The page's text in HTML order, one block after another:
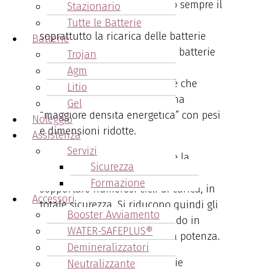
Stazionario
Tutte le Batterie
Batterie
Trojan
Agm
Litio
Gel
Noleggio
Assistenza
Servizi
Sicurezza
Formazione
Accessori
Booster Avviamento
WATER-SAFEPLUS®
Demineralizzatori
Neutralizzante
minori emissioni, garantendo sempre il
costante flusso di energia e
soprattutto la ricarica delle batterie
molto più rapida rispetto alle batterie
“tradizionali”.
Ma l’aspetto più importante è che
queste batterie forniscono una
“maggiore densità energetica” con pesi
e dimensioni ridotte.
Da non sottovalutare è anche la
capacità di queste batterie di
sopportare numerosi cicli di carica, in
totale sicurezza. Si riducono quindi gli
sprechi di energia, mantenendo in
maniera costante la massima potenza.
Molti carrelli montano batterie